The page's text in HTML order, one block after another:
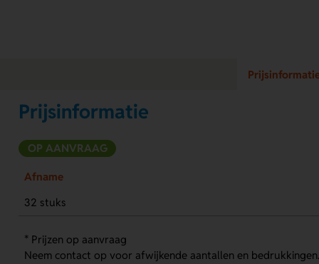
Prijsinformatie
OP AANVRAAG
Afname
32 stuks
* Prijzen op aanvraag
Neem contact op voor afwijkende aantallen en bedrukkingen.